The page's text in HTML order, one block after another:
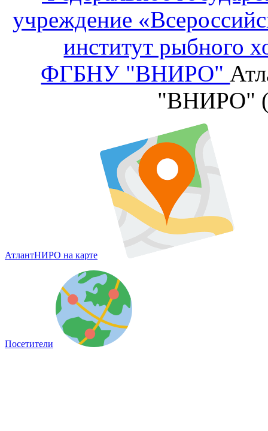
учреждение
институт рыбного
ФГБНУ "ВНИРО"
"ВНИРО"
АтлантНИРО на карте
Посетители